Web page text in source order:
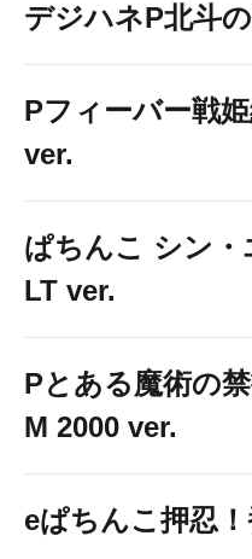
デジハネP北斗
Pフィーバー戦
ver.
ぱちんこ シン
LT ver.
Pとある魔術の
M 2000 ver.
eぱちんこ押忍